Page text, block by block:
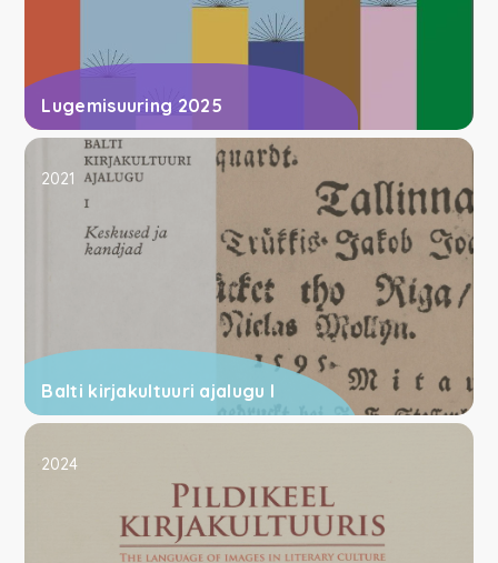
Lugemisuuring 2025
Balti kirjakultuuri ajalugu I
2021
2024